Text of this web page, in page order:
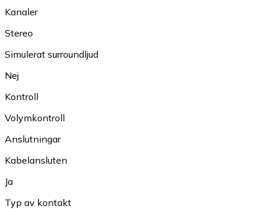
Kanaler
Stereo
Simulerat surroundljud
Nej
Kontroll
Volymkontroll
Anslutningar
Kabelansluten
Ja
Typ av kontakt